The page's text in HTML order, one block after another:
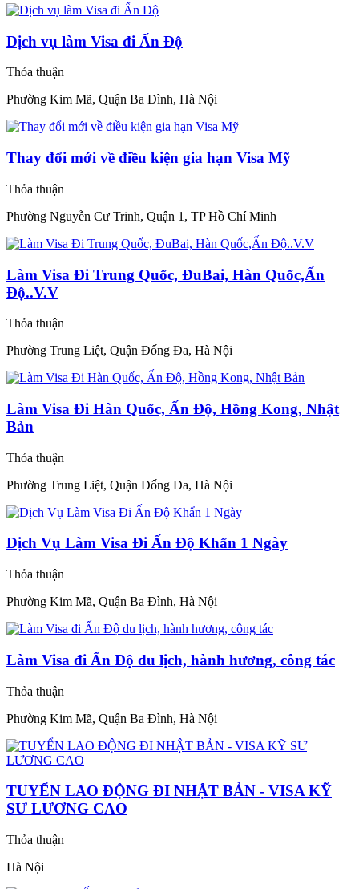
Dịch vụ làm Visa đi Ấn Độ
Thỏa thuận
Phường Kim Mã, Quận Ba Đình, Hà Nội
Thay đổi mới về điều kiện gia hạn Visa Mỹ
Thỏa thuận
Phường Nguyễn Cư Trinh, Quận 1, TP Hồ Chí Minh
Làm Visa Đi Trung Quốc, ĐuBai, Hàn Quốc,Ấn
Độ..V.V
Thỏa thuận
Phường Trung Liệt, Quận Đống Đa, Hà Nội
Làm Visa Đi Hàn Quốc, Ấn Độ, Hồng Kong, Nhật
Bản
Thỏa thuận
Phường Trung Liệt, Quận Đống Đa, Hà Nội
Dịch Vụ Làm Visa Đi Ấn Độ Khẩn 1 Ngày
Thỏa thuận
Phường Kim Mã, Quận Ba Đình, Hà Nội
Làm Visa đi Ấn Độ du lịch, hành hương, công tác
Thỏa thuận
Phường Kim Mã, Quận Ba Đình, Hà Nội
TUYỂN LAO ĐỘNG ĐI NHẬT BẢN - VISA KỸ
SƯ LƯƠNG CAO
Thỏa thuận
Hà Nội